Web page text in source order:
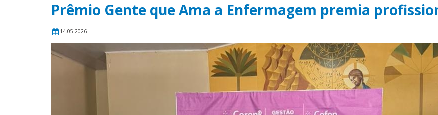
Prêmio Gente que Ama a Enfermagem premia
14.05.2026